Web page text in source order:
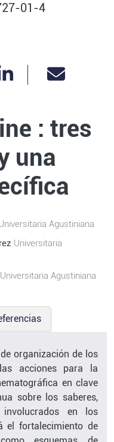
01-4
: tres
una
Agustiniana
Universitaria
Universitaria Agustiniana
organización de los
acciones para la
en clave
sobre los saberes,
en los
el fortalecimiento de